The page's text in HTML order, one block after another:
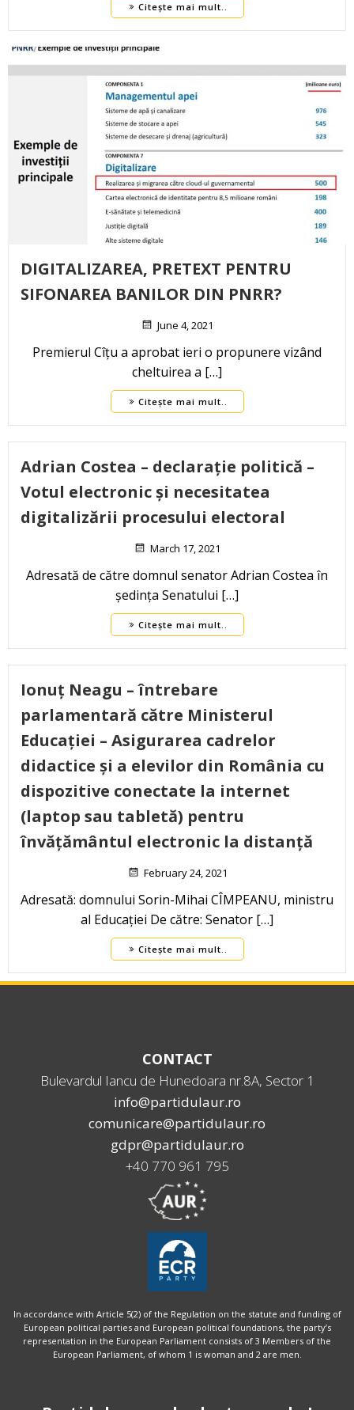
Citește mai mult..
DIGITALIZAREA, PRETEXT PENTRU
SIFONAREA BANILOR DIN PNRR?
June 4, 2021
Premierul Cîțu a aprobat ieri o propunere vizând
cheltuirea a […]
Citește mai mult..
Adrian Costea – declarație politică –
Votul electronic și necesitatea
digitalizării procesului electoral
March 17, 2021
Adresată de către domnul senator Adrian Costea în
ședința Senatului […]
Citește mai mult..
Ionuț Neagu – întrebare
parlamentară către Ministerul
Educației – Asigurarea cadrelor
didactice și a elevilor din România cu
dispozitive conectate la internet
(laptop sau tabletă) pentru
învățământul electronic la distanță
February 24, 2021
Adresată: domnului Sorin-Mihai CÎMPEANU, ministru
al Educației De către: Senator […]
Citește mai mult..
CONTACT
Bulevardul Iancu de Hunedoara nr.8A, Sector 1
info@partidulaur.ro
comunicare@partidulaur.ro
gdpr@partidulaur.ro
+40 770 961 795
In accordance with Article 5(2) of the Regulation on the statute and funding of
European political parties and European political foundations, the party’s
representation in the European Parliament consists of 3 Members of the
European Parliament, of whom 1 is woman and 2 are men.